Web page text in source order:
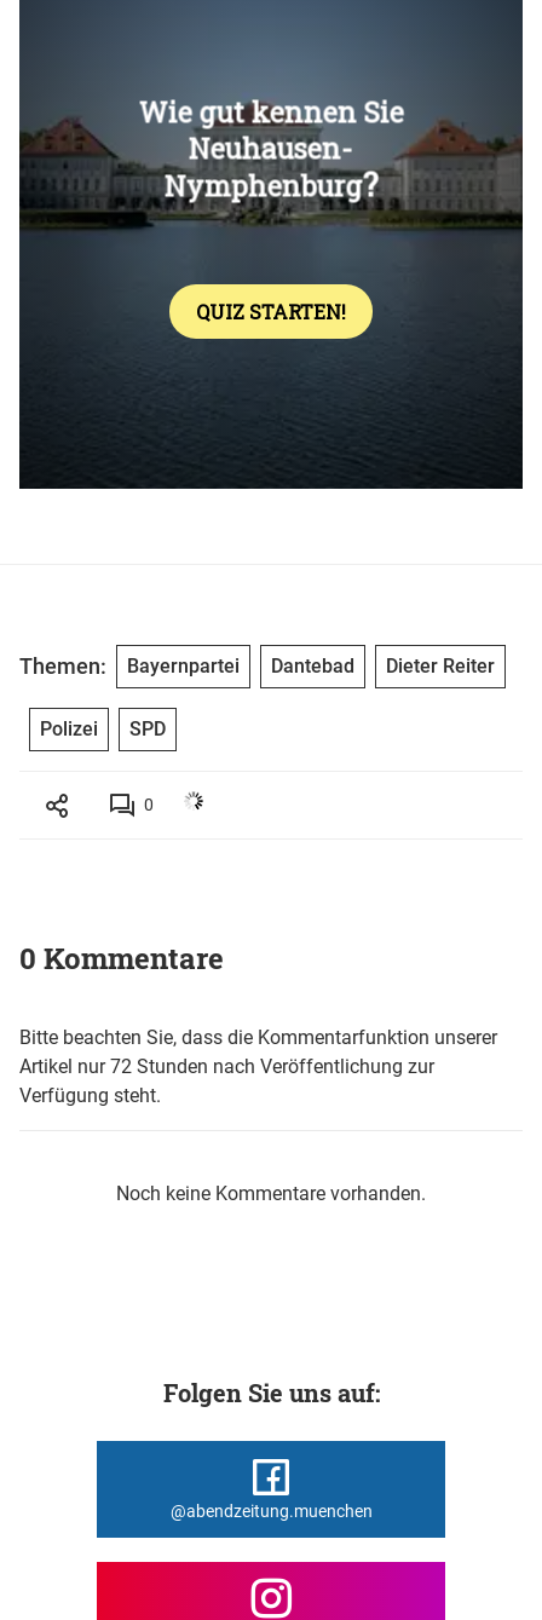
Überspringen
Themen: Bayernpartei Dantebad Dieter Reiter
Polizei SPD
0
0 Kommentare
Bitte beachten Sie, dass die Kommentarfunktion unserer
Artikel nur 72 Stunden nach Veröffentlichung zur
Verfügung steht.
Noch keine Kommentare vorhanden.
Folgen Sie uns auf:
@abendzeitung.muenchen